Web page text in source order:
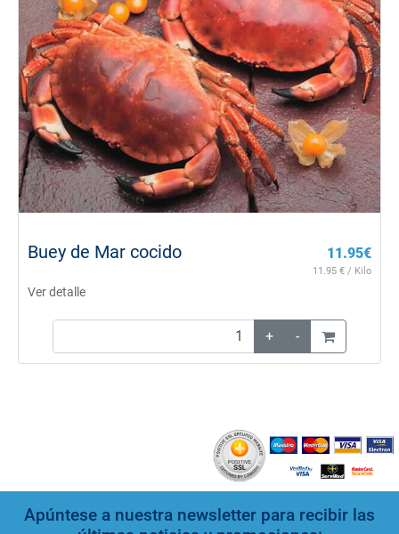
Buey de Mar cocido 11.95€
11.95 € / Kilo
Ver detalle
+ -
Apúntese a nuestra newsletter para recibir las